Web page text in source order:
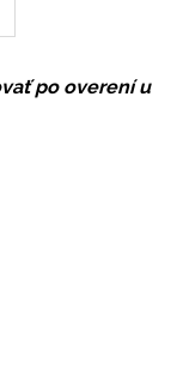
po overení u